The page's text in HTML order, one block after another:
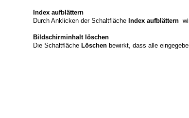
Index aufblättern
Durch Anklicken der Schaltfläche Index aufblättern
Bildschirminhalt löschen
Die Schaltfläche Löschen bewirkt, dass alle